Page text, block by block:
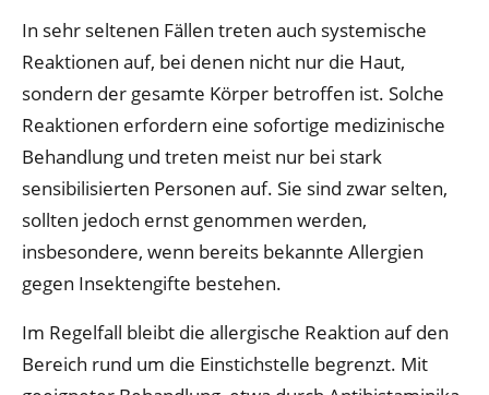
In sehr seltenen Fällen treten auch systemische
Reaktionen auf, bei denen nicht nur die Haut,
sondern der gesamte Körper betroffen ist. Solche
Reaktionen erfordern eine sofortige medizinische
Behandlung und treten meist nur bei stark
sensibilisierten Personen auf. Sie sind zwar selten,
sollten jedoch ernst genommen werden,
insbesondere, wenn bereits bekannte Allergien
gegen Insektengifte bestehen.
Im Regelfall bleibt die allergische Reaktion auf den
Bereich rund um die Einstichstelle begrenzt. Mit